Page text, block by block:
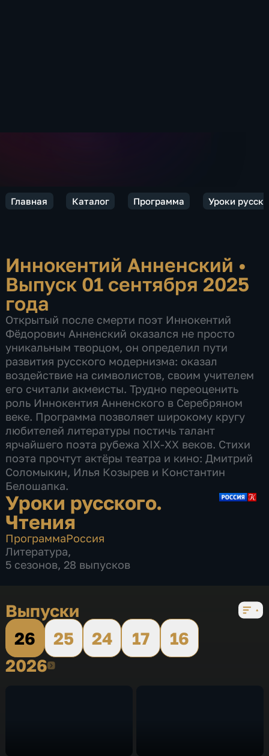
Главная Каталог Программа Уроки
Иннокентий Анненский •
Выпуск 01 сентября 2025
года
Открытый после смерти поэт Иннокентий
Фёдорович Анненский оказался не просто
уникальным творцом, он определил пути
развития русского модернизма: оказал
воздействие на символистов, своим учителем
его считали акмеисты. Трудно переоценить
роль Иннокентия Анненского в Серебряном
веке. Программа позволяет широкому кругу
любителей литературы постичь талант
ярчайшего поэта рубежа XIX-XX веков. Стихи
поэта прочтут актёры театра и кино: Дмитрий
Соломыкин, Илья Козырев и Константин
Белошапка.
Уроки русского.
Чтения
ПрограммаРоссия
Литература,
5 сезонов, 28 выпусков
Выпуски
26
25 24 17
16
20262026